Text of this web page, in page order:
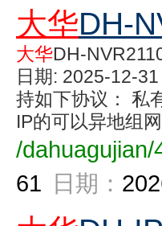
大华DH-
大华DH-
日期: 2025-12-
持如下协议： 私
IP的可以异地组
/dahuagujian/
61 日期：